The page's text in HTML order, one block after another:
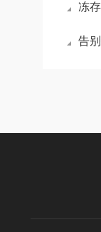
冻存
告别模糊